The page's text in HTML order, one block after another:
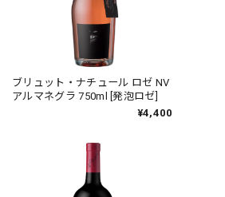
ブリュット・ナチュール ロゼ NV
アルマネグラ 750ml [発泡ロゼ]
¥4,400